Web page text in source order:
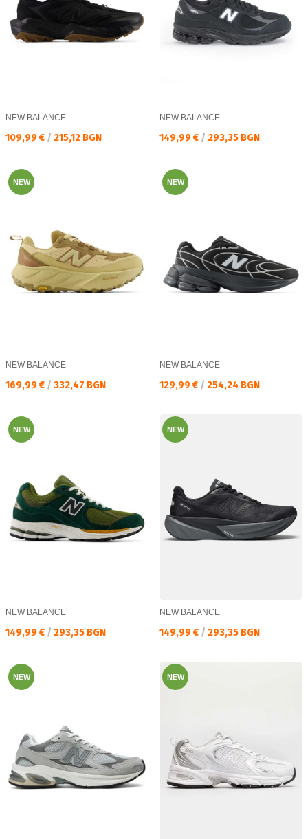
NEW BALANCE
Текуща цена:
109,99 € / 215,12 BGN
NEW BALANCE
Текуща цена:
149,99 € / 293,35 BGN
NEW
NEW BALANCE
Текуща цена:
169,99 € / 332,47 BGN
NEW
NEW BALANCE
Текуща цена:
129,99 € / 254,24 BGN
NEW
NEW BALANCE
Текуща цена:
149,99 € / 293,35 BGN
NEW
NEW BALANCE
Текуща цена:
149,99 € / 293,35 BGN
NEW NEW